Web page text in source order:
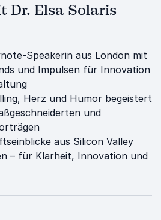
Dr. Elsa Solaris
Speakerin aus London mit
und Impulsen für Innovation
Herz und Humor begeistert
und
aus Silicon Valley
– für Klarheit, Innovation und